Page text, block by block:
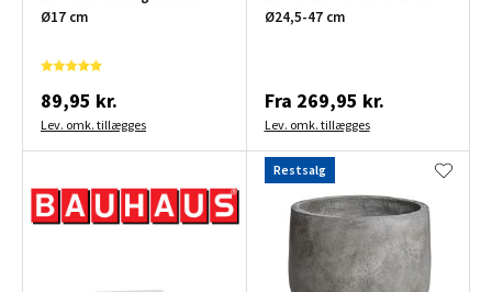
Ø17 cm
89,95 kr.
Lev. omk. tillægges
Ø24,5-47 cm
Fra 269,95 kr.
Lev. omk. tillægges
Restsalg